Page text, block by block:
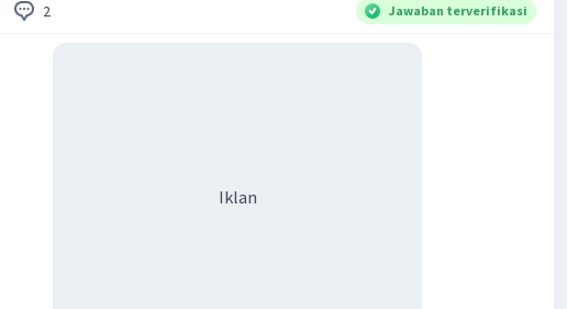
2 Jawaban terverifikasi
Iklan